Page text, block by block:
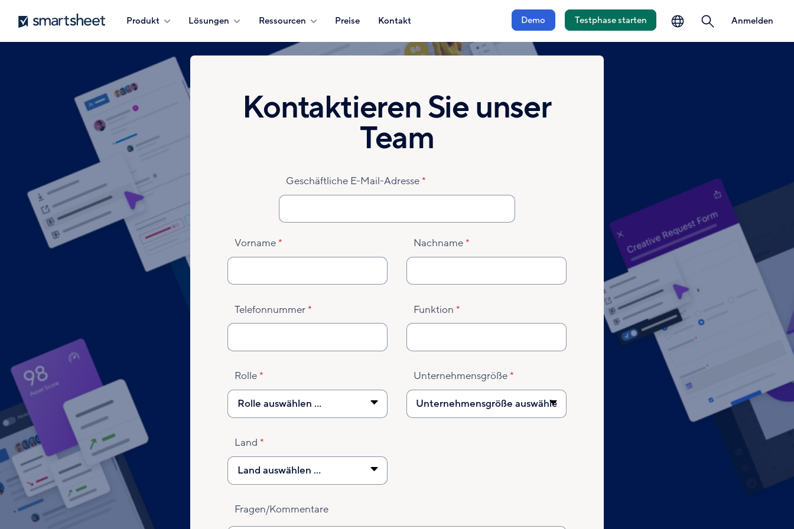
Direkt
zum
Inhalt
Smartsheet
Produkt Lösungen Ressourcen Preise Kontakt Demo Testphase starten Anmelden
Kontaktieren Sie unser
Team
Geschäftliche E-Mail-Adresse
Vorname Nachname
Telefonnummer Funktion
Rolle Unternehmensgröße
Land
Fragen/Kommentare